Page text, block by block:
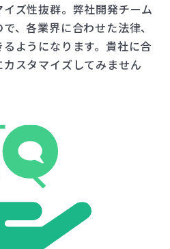
ズ性抜群。弊社開発チーム
、各業界に合わせた法律、
ようになります。貴社に合
スタマイズしてみません